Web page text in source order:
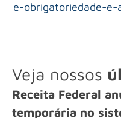
e-obrigatoriedade-
Veja nossos
Receita Federal
temporária no